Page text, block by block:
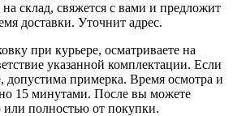
склад, свяжется с вами и предложит
доставки. Уточнит адрес.
при курьере, осматриваете на
указанной комплектации. Если
допустима примерка. Время осмотра и
15 минутами. После вы можете
или полностью от покупки.